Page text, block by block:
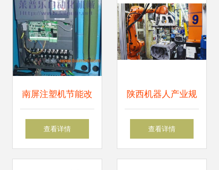
南屏注塑机节能改
造 富强鑫伺服系统
查看详情
陕西机器人产业规
模达10亿元 机电控
查看详情